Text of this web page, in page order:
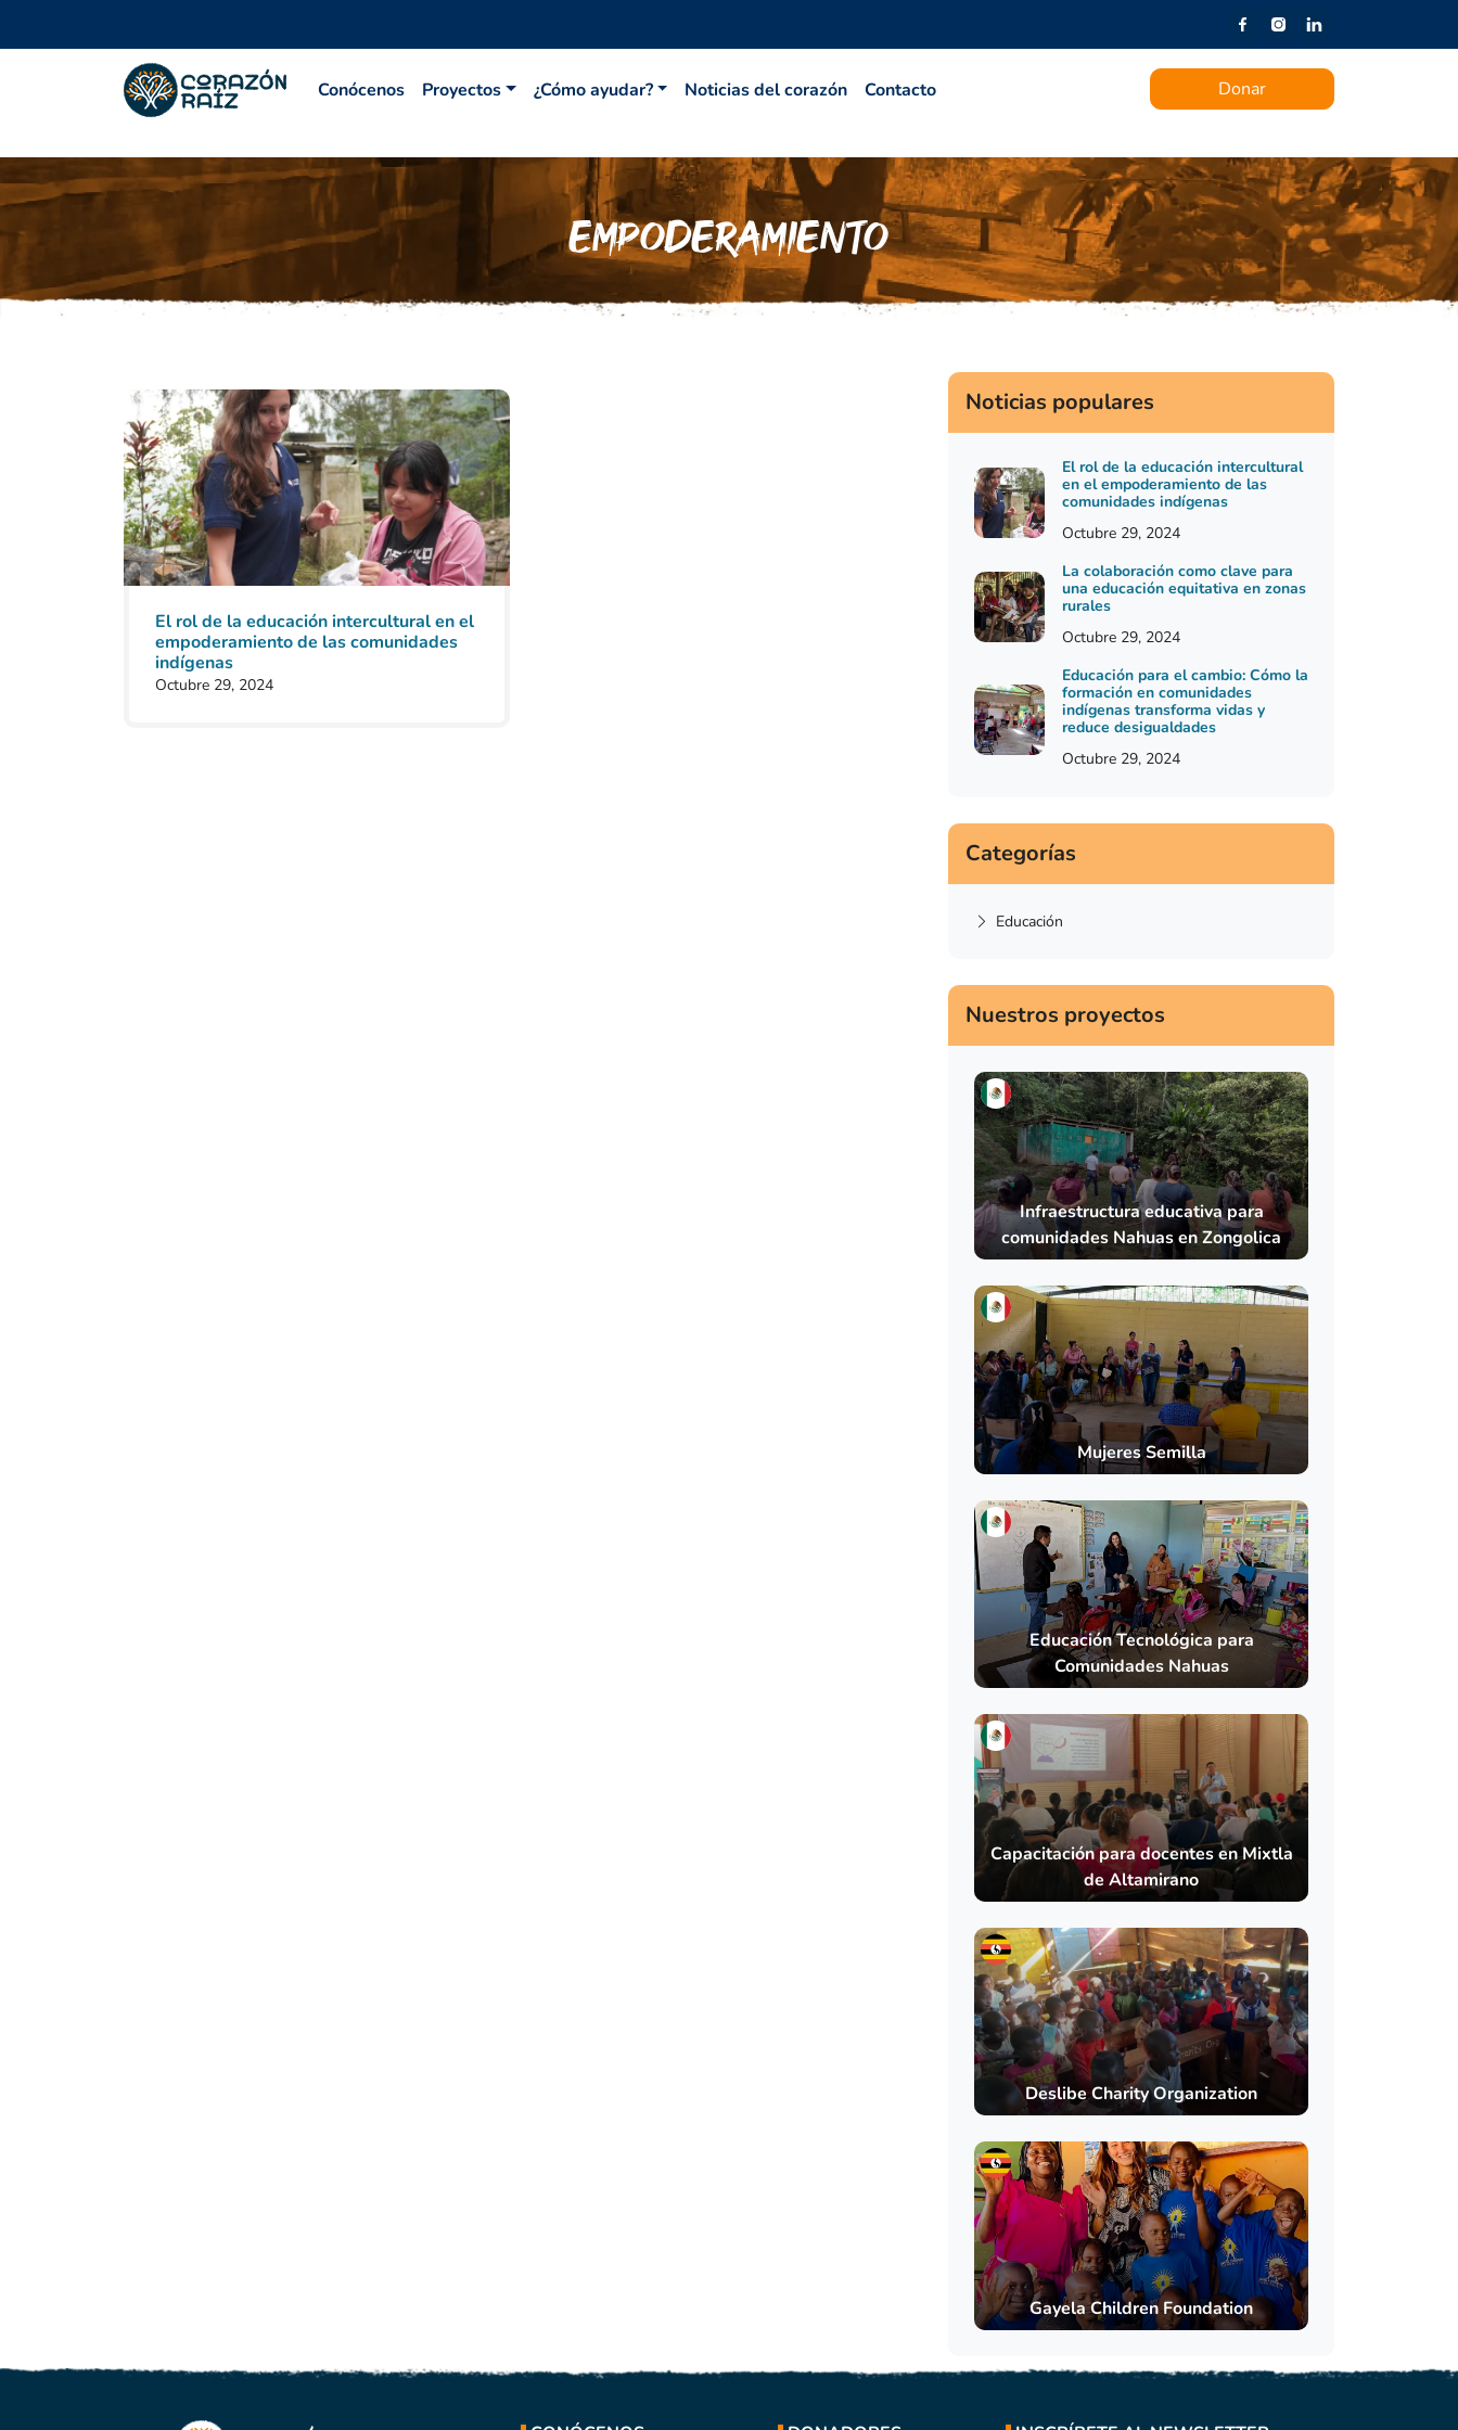
Conócenos Proyectos ¿Cómo ayudar? Noticias del corazón Contacto Donar
EMPODERAMIENTO
El rol de la educación intercultural en el
empoderamiento de las comunidades
indígenas
Octubre 29, 2024
Noticias populares
El rol de la educación intercultural
en el empoderamiento de las
comunidades indígenas
Octubre 29, 2024
La colaboración como clave para
una educación equitativa en zonas
rurales
Octubre 29, 2024
Educación para el cambio: Cómo la
formación en comunidades
indígenas transforma vidas y
reduce desigualdades
Octubre 29, 2024
Categorías
Educación
Nuestros proyectos
Infraestructura educativa para
comunidades Nahuas en Zongolica
Mujeres Semilla
Educación Tecnológica para
Comunidades Nahuas
Capacitación para docentes en Mixtla
de Altamirano
Deslibe Charity Organization
Gayela Children Foundation